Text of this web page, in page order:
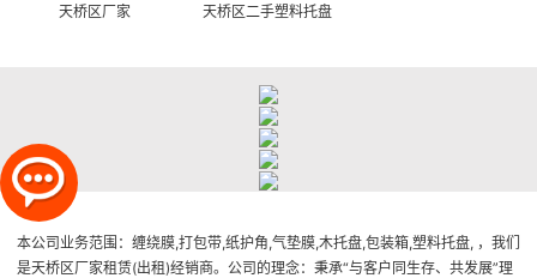
天桥区厂家 天桥区二手塑料托盘
本公司业务范围：缠绕膜,打包带,纸护角,气垫膜,木托盘,包装箱,塑料托盘, ，我们
是天桥区厂家租赁(出租)经销商。公司的理念：秉承“与客户同生存、共发展”理